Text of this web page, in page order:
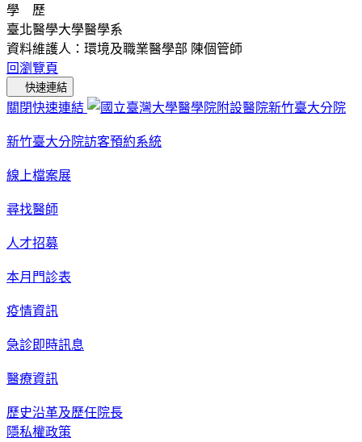
學 歷
臺北醫學大學醫學系
資料維護人：環境及職業醫學部 陳個管師
回瀏覽頁
快速連結
關閉快速連結
新竹臺大分院訪客預約系統
線上檔案展
尋找醫師
人才招募
本月門診表
疫情資訊
急診即時訊息
醫療資訊
歷史沿革及歷任院長
隱私權政策